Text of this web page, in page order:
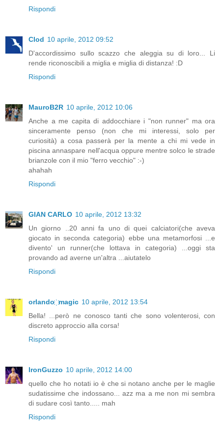
Rispondi
Clod 10 aprile, 2012 09:52
D'accordissimo sullo scazzo che aleggia su di loro... Li
rende riconoscibili a miglia e miglia di distanza! :D
Rispondi
MauroB2R 10 aprile, 2012 10:06
Anche a me capita di addocchiare i "non runner" ma ora
sinceramente penso (non che mi interessi, solo per
curiosità) a cosa passerà per la mente a chi mi vede in
piscina annaspare nell'acqua oppure mentre solco le strade
brianzole con il mio "ferro vecchio" :-)
ahahah
Rispondi
GIAN CARLO 10 aprile, 2012 13:32
Un giorno ..20 anni fa uno di quei calciatori(che aveva
giocato in seconda categoria) ebbe una metamorfosi ...e
divento' un runner(che lottava in categoria) ...oggi sta
provando ad averne un'altra ...aiutatelo
Rispondi
orlando ҉ magic 10 aprile, 2012 13:54
Bella! ...però ne conosco tanti che sono volenterosi, con
discreto approccio alla corsa!
Rispondi
IronGuzzo 10 aprile, 2012 14:00
quello che ho notati io è che si notano anche per le maglie
sudatissime che indossano... azz ma a me non mi sembra
di sudare così tanto..... mah
Rispondi